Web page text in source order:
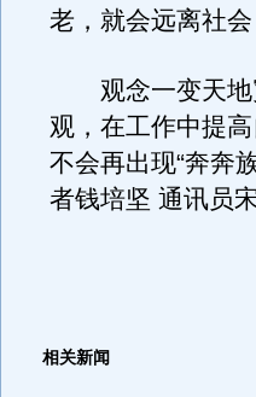
老，就会远离社会
观念一变天地
观，在工作中提
不会再出现“奔奔
者钱培坚 通讯员
相关新闻